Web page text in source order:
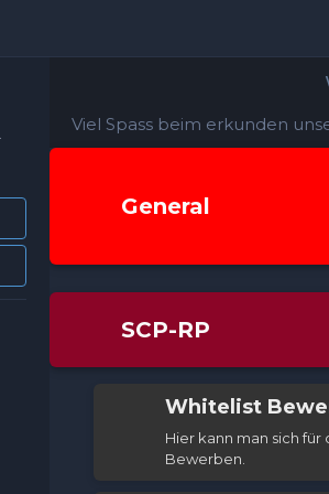
Viel Spass beim erkunden
General
SCP-RP
Whitelist
Hier kann man sich für
Bewerben.